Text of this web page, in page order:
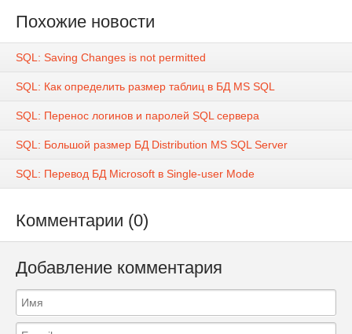
Похожие новости
SQL: Saving Changes is not permitted
SQL: Как определить размер таблиц в БД MS SQL
SQL: Перенос логинов и паролей SQL сервера
SQL: Большой размер БД Distribution MS SQL Server
SQL: Перевод БД Microsoft в Single-user Mode
Комментарии (0)
Добавление комментария